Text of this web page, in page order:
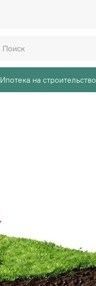
Ипотека на строительство